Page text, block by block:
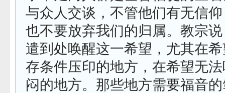
与众人交谈，不管他们有无信
也不要放弃我们的归属。教宗说
遣到处唤醒这一希望，尤其在
存条件压印的地方，在希望无
闷的地方。那些地方需要福音